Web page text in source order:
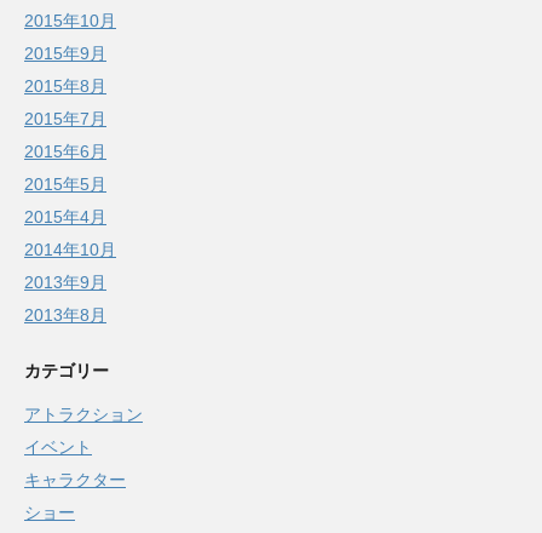
2015年10月
2015年9月
2015年8月
2015年7月
2015年6月
2015年5月
2015年4月
2014年10月
2013年9月
2013年8月
カテゴリー
アトラクション
イベント
キャラクター
ショー